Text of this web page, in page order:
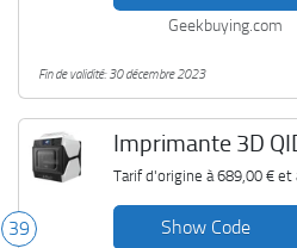
Geekbuying.com
Fin de validité: 30 décembre 2023
39
Imprimante 3D
Tarif d'origine à689,00 €et
Show Code